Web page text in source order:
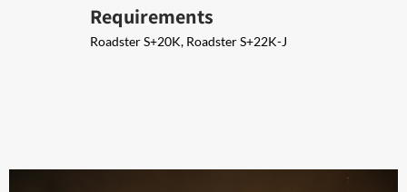
Requirements
Roadster S+20K, Roadster S+22K-J